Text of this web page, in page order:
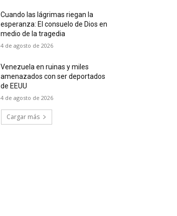
Cuando las lágrimas riegan la
esperanza: El consuelo de Dios en
medio de la tragedia
4 de agosto de 2026
Venezuela en ruinas y miles
amenazados con ser deportados
de EEUU
4 de agosto de 2026
Cargar más